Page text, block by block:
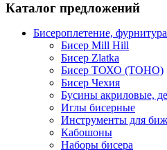
Каталог предложений
Бисероплетение, фурнитура
Бисер Mill Hill
Бисер Zlatka
Бисер ТОХО (TOHO)
Бисер Чехия
Бусины акриловые,
Иглы бисерные
Инструменты для
Кабошоны
Наборы бисера